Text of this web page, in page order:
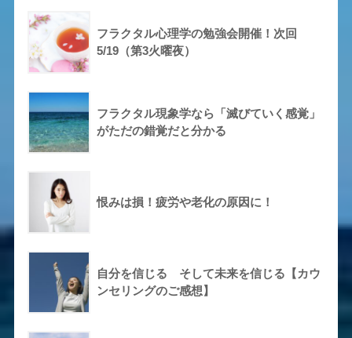
フラクタル心理学の勉強会開催！次回
5/19（第3火曜夜）
フラクタル現象学なら「滅びていく感覚」
がただの錯覚だと分かる
恨みは損！疲労や老化の原因に！
自分を信じる そして未来を信じる【カウ
ンセリングのご感想】